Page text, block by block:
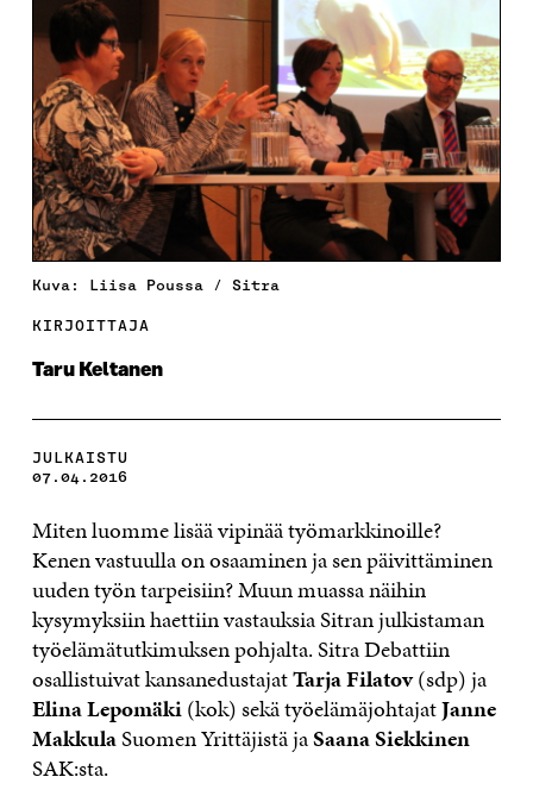
Kuva: Liisa Poussa / Sitra
KIRJOITTAJA
Taru Keltanen
JULKAISTU
07.04.2016
Miten luomme lisää vipinää työmarkkinoille?
Kenen vastuulla on osaaminen ja sen päivittäminen
uuden työn tarpeisiin? Muun muassa näihin
kysymyksiin haettiin vastauksia Sitran julkistaman
työelämätutkimuksen pohjalta. Sitra Debattiin
osallistuivat kansanedustajatTarja Filatov(sdp) ja
Elina Lepomäki(kok) sekä työelämäjohtajatJanne
MakkulaSuomen Yrittäjistä jaSaana Siekkinen
SAK:sta.